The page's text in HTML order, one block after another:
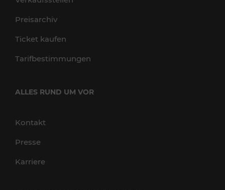
Preisarchiv
Ticket kaufen
Tarifbestimmungen
ALLES RUND UM VOR
Kontakt
Presse
Karriere